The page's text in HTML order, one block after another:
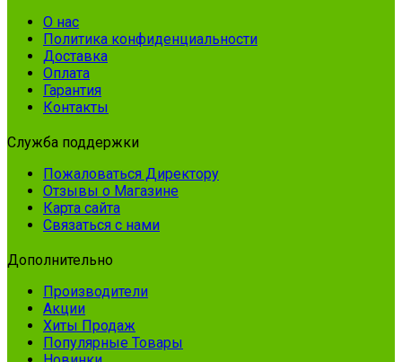
О нас
Политика конфиденциальности
Доставка
Оплата
Гарантия
Контакты
Служба поддержки
Пожаловаться Директору
Отзывы о Магазине
Карта сайта
Связаться с нами
Дополнительно
Производители
Акции
Хиты Продаж
Популярные Товары